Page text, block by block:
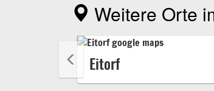
Weitere Orte
Eitorf